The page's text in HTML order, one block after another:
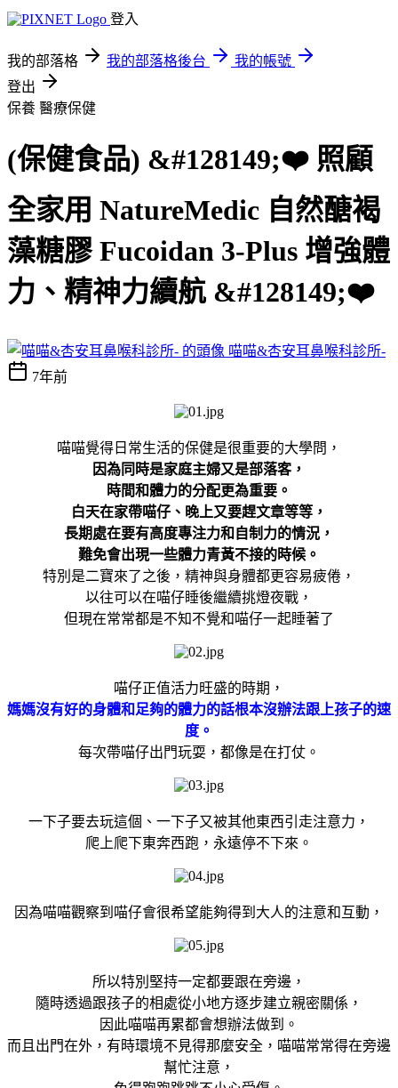
登入
我的部落格 我的部落格後台
我的帳號
登出
保養 醫療保健
(保健食品) &#128149;❤️ 照顧
全家用 NatureMedic 自然醣褐
藻糖膠 Fucoidan 3-Plus 增強體
力、精神力續航 &#128149;❤️
喵喵&杏安耳鼻喉科診所-
7年前
喵喵覺得日常生活的保健是很重要的大學問，
因為同時是家庭主婦又是部落客，
時間和體力的分配更為重要。
白天在家帶喵仔、晚上又要趕文章等等，
長期處在要有高度專注力和自制力的情況，
難免會出現一些體力青黃不接的時候。
特別是二寶來了之後，精神與身體都更容易疲倦，
以往可以在喵仔睡後繼續挑燈夜戰，
但現在常常都是不知不覺和喵仔一起睡著了
喵仔正值活力旺盛的時期，
媽媽沒有好的身體和足夠的體力的話根本沒辦法跟上孩子的速
度。
每次帶喵仔出門玩耍，都像是在打仗。
一下子要去玩這個、一下子又被其他東西引走注意力，
爬上爬下東奔西跑，永遠停不下來。
因為喵喵觀察到喵仔會很希望能夠得到大人的注意和互動，
所以特別堅持一定都要跟在旁邊，
隨時透過跟孩子的相處從小地方逐步建立親密關係，
因此喵喵再累都會想辦法做到。
而且出門在外，有時環境不見得那麼安全，喵喵常常得在旁邊
幫忙注意，